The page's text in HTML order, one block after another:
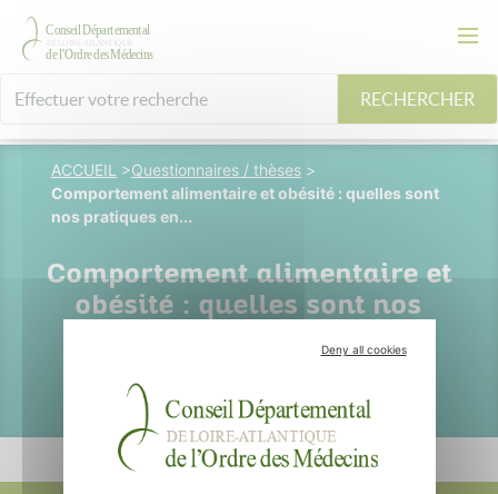
RECHERCHER
ACCUEIL >Questionnaires / thèses >
Comportement alimentaire et obésité : quelles sont
nos pratiques en...
Comportement alimentaire et
obésité : quelles sont nos
Deny all cookies